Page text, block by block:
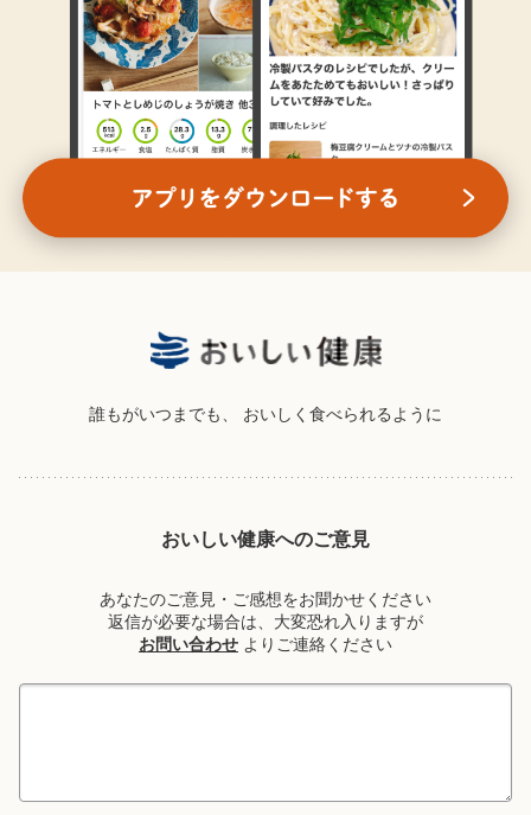
誰もがいつまでも、 おいしく食べられるように
おいしい健康へのご意見
あなたのご意見・ご感想をお聞かせください
返信が必要な場合は、大変恐れ入りますが
お問い合わせ よりご連絡ください